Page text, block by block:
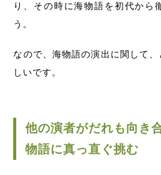
り、その時に海物語を初代から
う。
なので、海物語の演出に関して
しいです。
他の演者がだれも向き
物語に真っ直ぐ挑む